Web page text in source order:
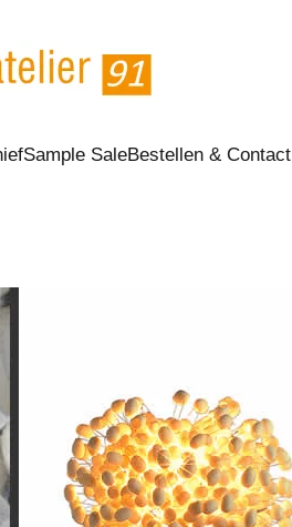
Sample SaleBestellen & Contact